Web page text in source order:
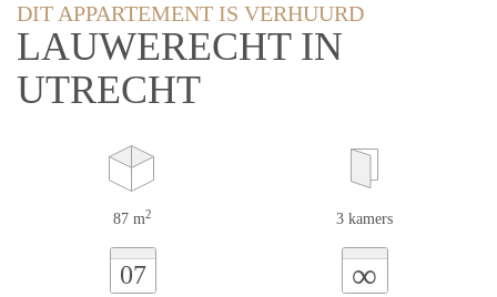
DIT APPARTEMENT IS VERHUURD
LAUWERECHT IN
UTRECHT
87 m2 3 kamers
07 ∞